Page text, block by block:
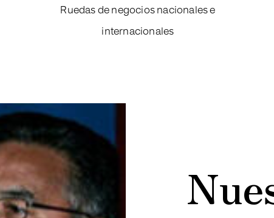
Ruedas de negocios nacionales e
internacionales